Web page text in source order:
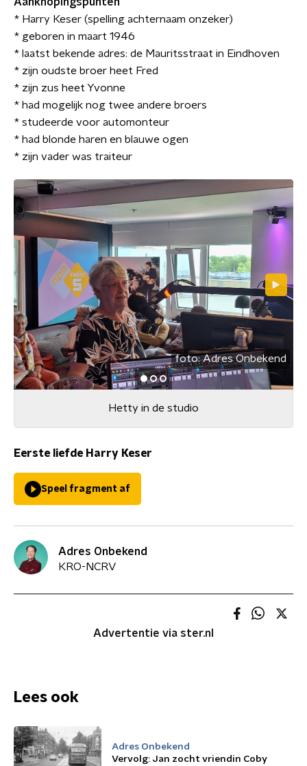
* Harry Keser (spelling achternaam onzeker)
* geboren in maart 1946
* laatst bekende adres: de Mauritsstraat in Eindhoven
* zijn oudste broer heet Fred
* zijn zus heet Yvonne
* had mogelijk nog twee andere broers
* studeerde voor automonteur
* had blonde haren en blauwe ogen
* zijn vader was traiteur
foto:Adres Onbekend
Hetty in de studio
Eerste liefde Harry Keser
Speel fragment af
Adres Onbekend
KRO-NCRV
Advertentie via ster.nl
Lees ook
Adres Onbekend
Vervolg: Jan zocht vriendin Coby